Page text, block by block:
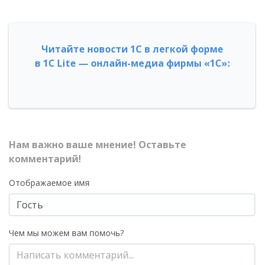
Читайте новости 1С в легкой форме
в 1С Lite — онлайн-медиа фирмы «1С»:
Нам важно ваше мнение! Оставьте
комментарий!
Отображаемое имя
Чем мы можем вам помочь?